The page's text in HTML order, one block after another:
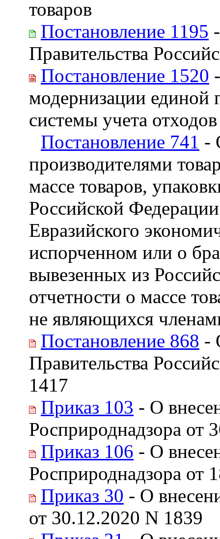
товаров
Постановление 1195
Правительства
Постановление 1520
модернизации единой
системы учета
Постановление 741 -
производителями
массе товаров,
Российской
Евразийского
испорченном или о
вывезенных из
отчетности о массе
не являющихся
Постановление 868 -
Правительства
1417
Приказ 103 - О
Росприроднадзора от
Приказ 106 - О
Росприроднадзора от
Приказ 30 - О
от 30.12.2020 N 1839